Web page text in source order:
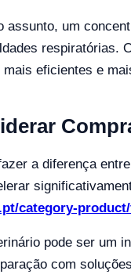
assunto, um
respiratórias.
eficientes e
a diferença
category-
pode ser
com